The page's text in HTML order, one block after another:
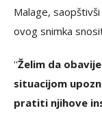
Malage,
ovog snimka
''Želim da
situacijom
pratiti njihove